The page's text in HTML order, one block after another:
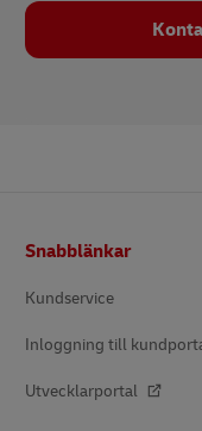
Snabblänkar
Kundservice
Inloggning till
Utvecklarportal